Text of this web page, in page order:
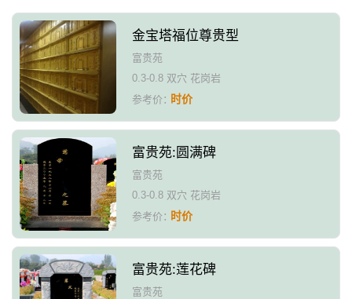
金宝塔福位尊贵型
富贵苑
0.3-0.8 双穴 花岗岩
参考价：时价
富贵苑:圆满碑
富贵苑
0.3-0.8 双穴 花岗岩
参考价：时价
富贵苑:莲花碑
富贵苑